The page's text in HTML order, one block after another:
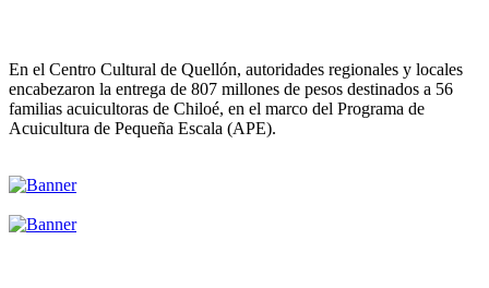
En el Centro Cultural de Quellón, autoridades regionales y locales
encabezaron la entrega de 807 millones de pesos destinados a 56
familias acuicultoras de Chiloé, en el marco del Programa de
Acuicultura de Pequeña Escala (APE).